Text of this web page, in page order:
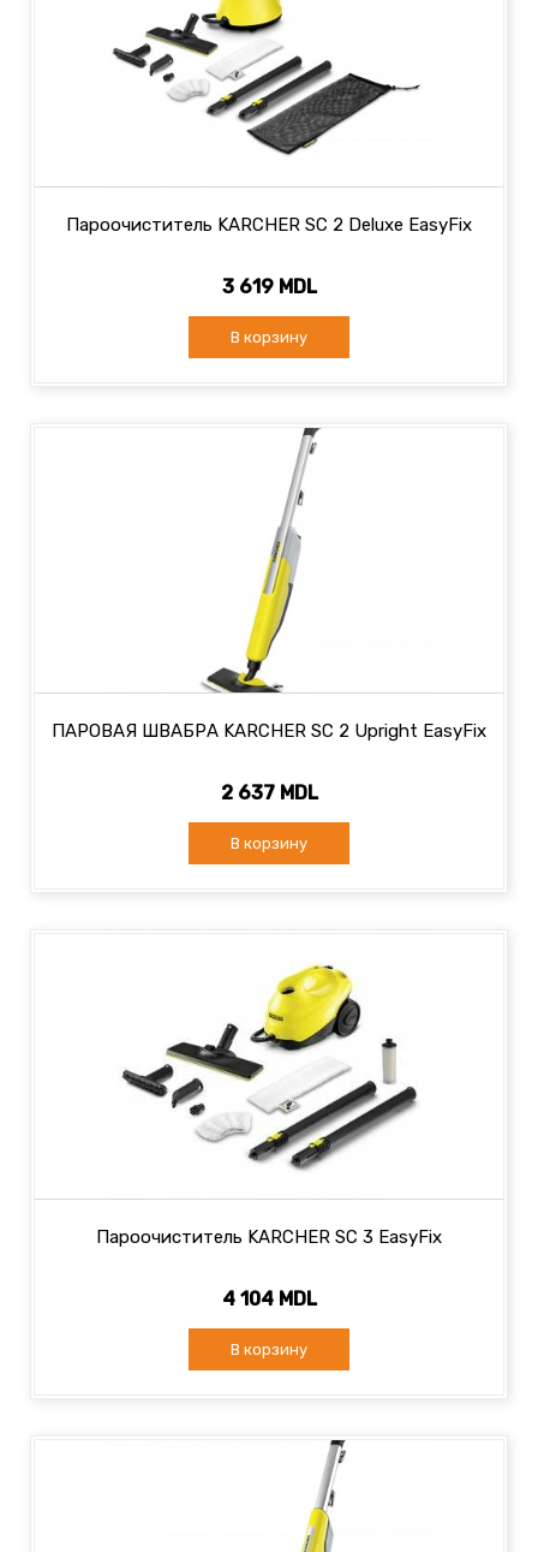
Пароочиститель KARCHER SC 2 Deluxe EasyFix
3 619 MDL
В корзину
ПАРОВАЯ ШВАБРА KARCHER SC 2 Upright EasyFix
2 637 MDL
В корзину
Пароочиститель KARCHER SC 3 EasyFix
4 104 MDL
В корзину